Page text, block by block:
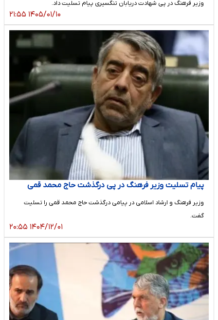
️وزیر فرهنگ در پی شهادت دریابان تنگسیری پیام تسلیت داد.
۱۴۰۵/۰۱/۱۰ ۲۱:۵۵
پیام تسلیت وزیر فرهنگ در پی درگذشت حاج محمد قمی
وزیر فرهنگ و ارشاد اسلامی در پیامی درگذشت حاج محمد قمی را تسلیت
گفت.
۱۴۰۴/۱۲/۰۱ ۲۰:۵۵